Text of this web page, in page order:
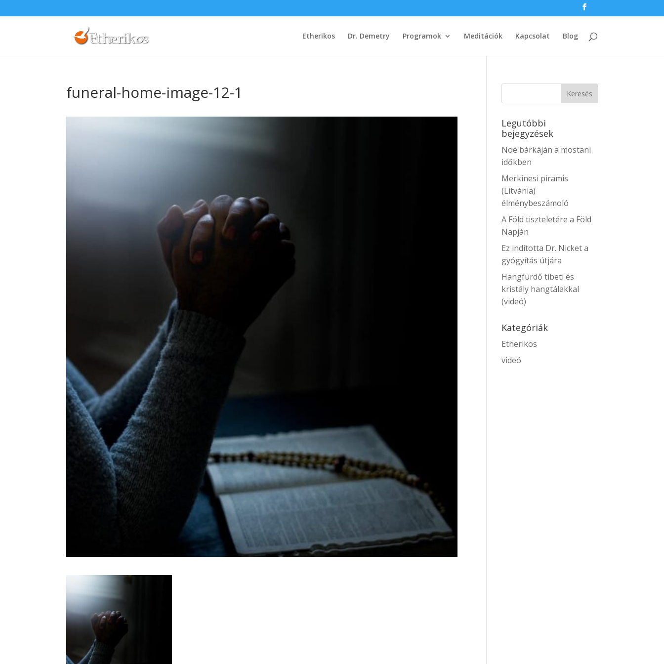
Etherikos Dr. Demetry Programok Meditációk Kapcsolat Blog
funeral-home-image-12-1
Legutóbbi
bejegyzések
Noé bárkáján a mostani
időkben
Merkinesi piramis
(Litvánia)
élménybeszámoló
A Föld tiszteletére a Föld
Napján
Ez indította Dr. Nicket a
gyógyítás útjára
Hangfürdő tibeti és
kristály hangtálakkal
(videó)
Kategóriák
Etherikos
videó